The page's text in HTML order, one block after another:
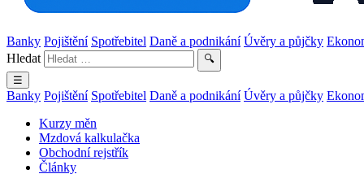
Banky Pojištění Spotřebitel Daně a podnikání Úvěry a půjčky
Hledat
🔍
☰
Banky Pojištění Spotřebitel Daně a podnikání Úvěry a půjčky
Kurzy měn
Mzdová kalkulačka
Obchodní rejstřík
Články